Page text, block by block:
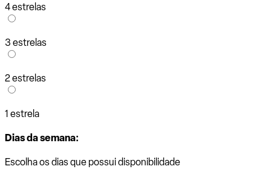
4 estrelas
3 estrelas
2 estrelas
1 estrela
Dias da semana:
Escolha os dias que possui disponibilidade